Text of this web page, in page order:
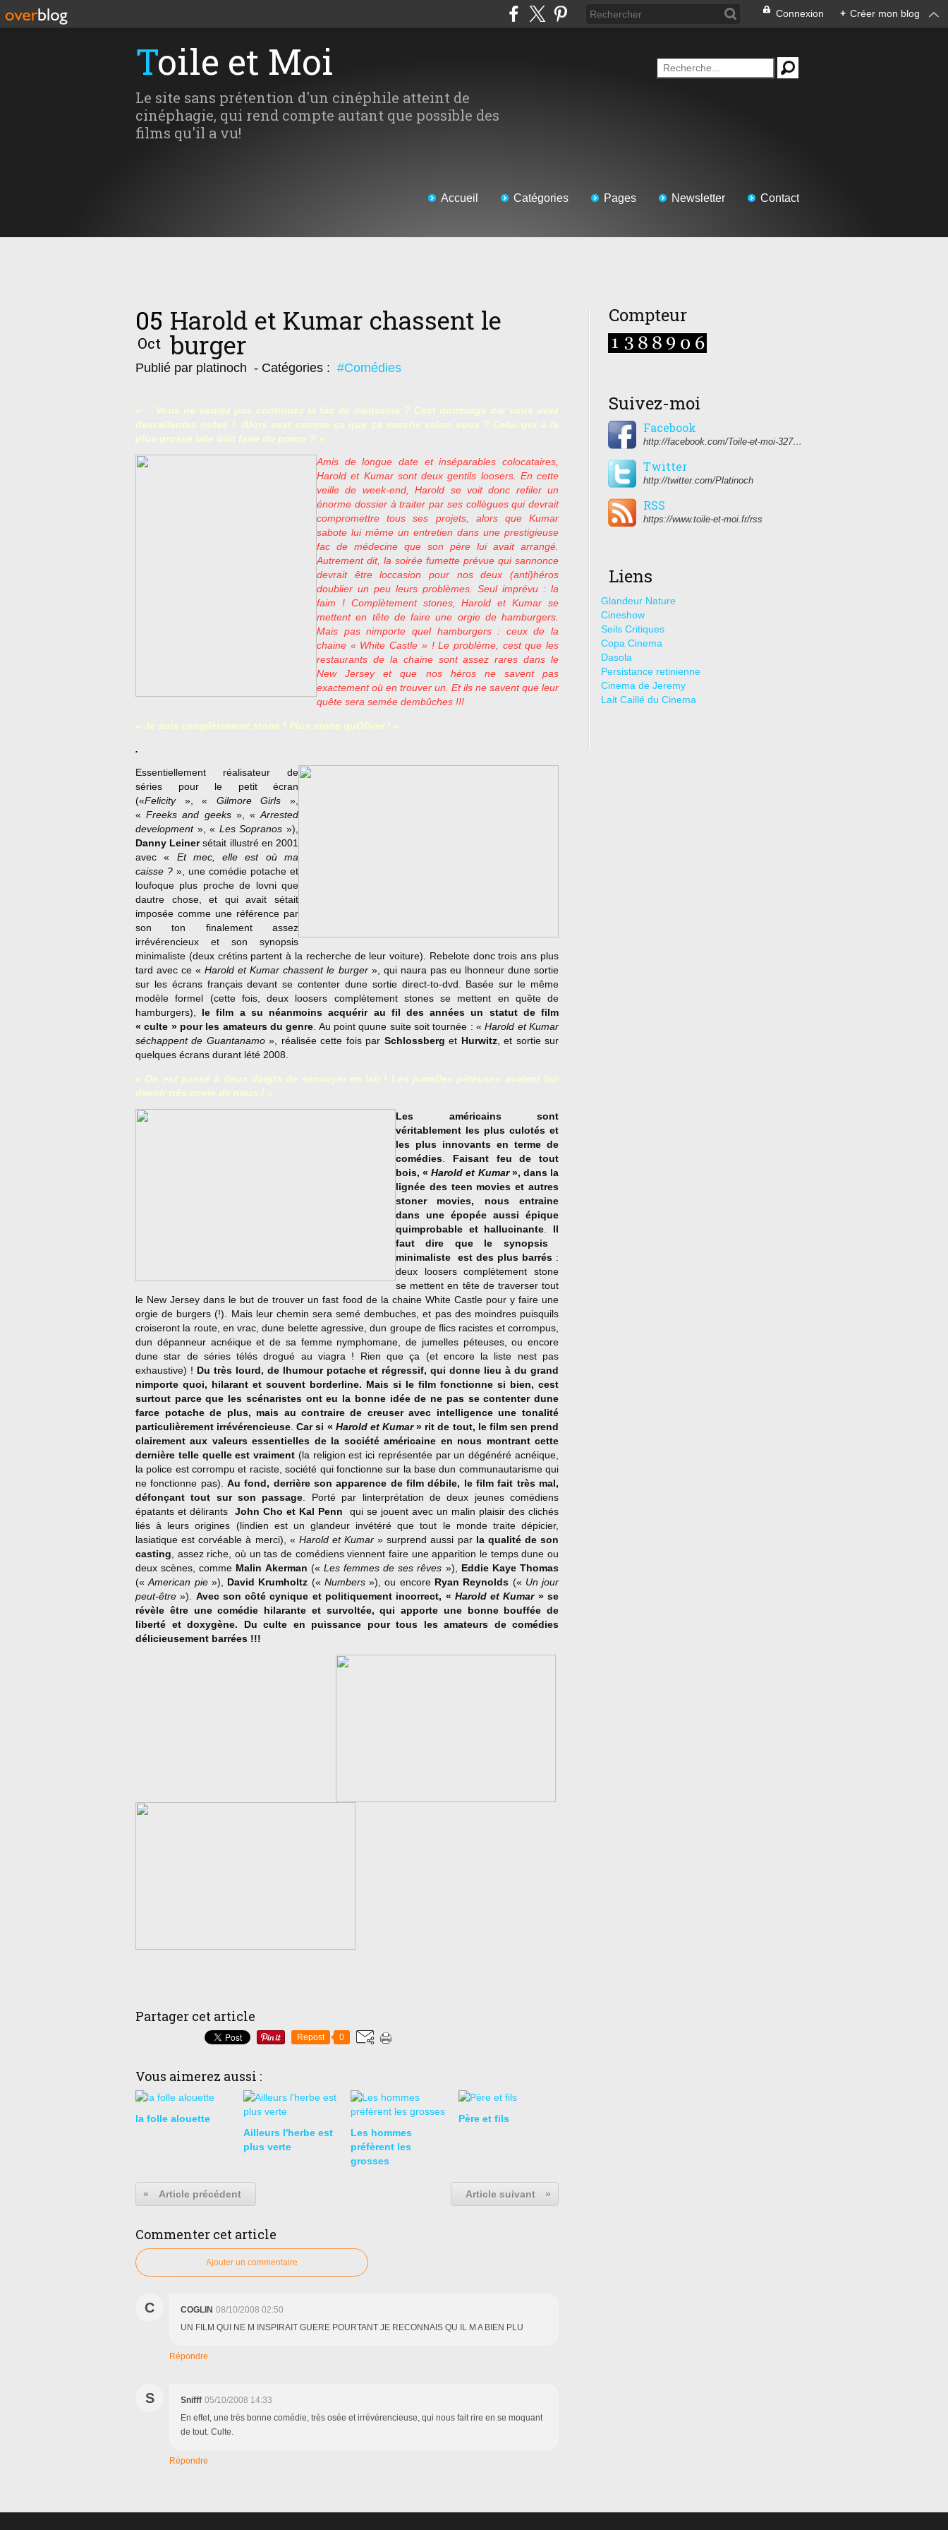
Connexion + Créer mon blog
Toile et Moi
Le site sans prétention d'un cinéphile atteint de
cinéphagie, qui rend compte autant que possible des
films qu'il a vu!
Accueil Catégories Pages Newsletter Contact
05
Oct
Harold et Kumar chassent le
burger
Publié par platinoch - Catégories : #Comédies
« - Vous ne voulez pas continuez la fac de médecine ? Cest dommage car vous avez
dexcellentes notes !  Alors cest comme ça que ça marche selon vous ? Celui qui a la
plus grosse bite doit faire du porno ? »
Amis de longue date et inséparables colocataires,
Harold et Kumar sont deux gentils loosers. En cette
veille de week-end, Harold se voit donc refiler un
énorme dossier à traiter par ses collègues qui devrait
compromettre tous ses projets, alors que Kumar
sabote lui même un entretien dans une prestigieuse
fac de médecine que son père lui avait arrangé.
Autrement dit, la soirée fumette prévue qui sannonce
devrait être loccasion pour nos deux (anti)héros
doublier un peu leurs problèmes. Seul imprévu : la
faim ! Complètement stones, Harold et Kumar se
mettent en tête de faire une orgie de hamburgers.
Mais pas nimporte quel hamburgers : ceux de la
chaine « White Castle » ! Le problème, cest que les
restaurants de la chaine sont assez rares dans le
New Jersey et que nos héros ne savent pas
exactement où en trouver un. Et ils ne savent que leur
quête sera semée dembûches !!!
« Je suis complètement stone ! Plus stone quOliver ! »
.
Essentiellement réalisateur de
séries pour le petit écran
(«Felicity», « Gilmore Girls »,
« Freeks and geeks», «Arrested
development», « Les Sopranos »),
Danny Leinersétait illustré en 2001
avec « Et mec, elle est où ma
caisse ? », une comédie potache et
loufoque plus proche de lovni que
dautre chose, et qui avait sétait
imposée comme une référence par
son ton finalement assez
irrévérencieux et son synopsis
minimaliste (deux crétins partent à la recherche de leur voiture). Rebelote donc trois ans plus
tard avec ce «Harold et Kumar chassent le burger», qui naura pas eu lhonneur dune sortie
sur les écrans français devant se contenter dune sortie direct-to-dvd. Basée sur le même
modèle formel (cette fois, deux loosers complètement stones se mettent en quête de
hamburgers), le film a su néanmoins acquérir au fil des années un statut de film
« culte » pour les amateurs du genre. Au point quune suite soit tournée : «Harold et Kumar
séchappent de Guantanamo», réalisée cette fois par Schlossberg et Hurwitz, et sortie sur
quelques écrans durant lété 2008.
« On est passé à deux doigts de senvoyer en lair ! Les jumelles péteuses avaient lair
davoir très envie de nous ! »
Les américains sont
véritablement les plus culotés et
les plus innovants en terme de
comédies
Faisant feu de tout
bois, «Harold et Kumar», dans la
lignée des teen movies et autres
stoner movies, nous entraine
dans une épopée aussi épique
quimprobable et hallucinante
Il
faut dire que le synopsis 
minimaliste  est des plus barrés :
deux loosers complètement stone
se mettent en tête de traverser tout
le New Jersey dans le but de trouver un fast food de la chaine White Castle pour y faire une
orgie de burgers (!). Mais leur chemin sera semé dembuches, et pas des moindres puisquils
croiseront la route, en vrac, dune belette agressive, dun groupe de flics racistes et corrompus,
dun dépanneur acnéique et de sa femme nymphomane, de jumelles péteuses, ou encore
dune star de séries télés drogué au viagra ! Rien que ça (et encore la liste nest pas
exhaustive) ! Du très lourd, de lhumour potache et régressif, qui donne lieu à du grand
nimporte quoi, hilarant et souvent borderline. Mais si le film fonctionne si bien, cest
surtout parce que les scénaristes ont eu la bonne idée de ne pas se contenter dune
farce potache de plus, mais au contraire de creuser avec intelligence une tonalité
particulièrement irrévérencieuse .Car si « Harold et Kumar» rit de tout, le film sen prend
clairement aux valeurs essentielles de la société américaine en nous montrant cette
dernière telle quelle est vraiment (la religion est ici représentée par un dégénéré acnéique,
la police est corrompu et raciste, société qui fonctionne sur la base dun communautarisme qui
ne fonctionne pas). Au fond, derrière son apparence de film débile, le film fait très mal,
défonçant tout sur son passage . Porté par linterprétation de deux jeunes comédiens
épatants et délirants  John Cho et Kal Penn  qui se jouent avec un malin plaisir des clichés
liés à leurs origines (lindien est un glandeur invétéré que tout le monde traite dépicier,
lasiatique est corvéable à merci), « Harold et Kumar » surprend aussi par la qualité de son
casting , assez riche, où un tas de comédiens viennent faire une apparition le temps dune ou
deux scènes, comme Malin Akerman (« Les femmes de ses rêves »), Eddie Kaye Thomas
(«American pie»), David Krumholtz (« Numbers»), ou encore Ryan Reynolds (« Un jour
peut-être »). Avec son côté cynique et politiquement incorrect, « Harold et Kumar» se
révèle être une comédie hilarante et survoltée, qui apporte une bonne bouffée de
liberté et doxygène. Du culte en puissance pour tous les amateurs de comédies
délicieusement barrées !!!
Partager cet article
Repost 0
Vous aimerez aussi :
la folle alouette
Ailleurs l'herbe est
plus verte
Les hommes
préfèrent les
grosses
Père et fils
« Article précédent Article suivant »
Commenter cet article
Ajouter un commentaire
C COGLIN 08/10/2008 02:50
UN FILM QUI NE M INSPIRAIT GUERE POURTANT JE RECONNAIS QU IL M A BIEN PLU
Répondre
S Snifff 05/10/2008 14:33
En effet, une très bonne comédie, très osée et irrévérencieuse, qui nous fait rire en se moquant
de tout. Culte.
Répondre
Compteur
Suivez-moi
Facebook
http://facebook.com/Toile-et-moi-327459350627274/
Twitter
http://twitter.com/Platinoch
RSS
https://www.toile-et-moi.fr/rss
Liens
Glandeur Nature
Cineshow
Seils Critiques
Copa Cinema
Dasola
Persistance retinienne
Cinema de Jeremy
Lait Caillé du Cinema